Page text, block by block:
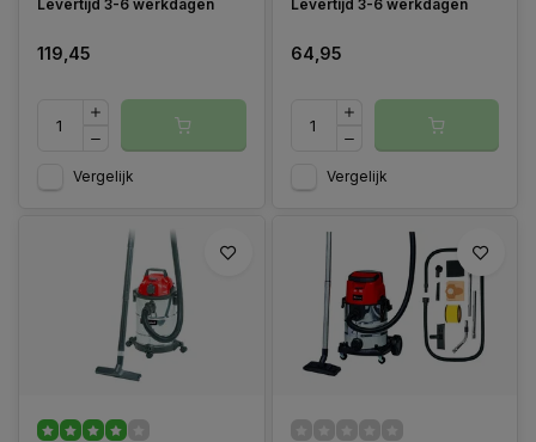
Levertijd 3-6 werkdagen
119,45
Vergelijk
Levertijd 3-6 werkdagen
64,95
Vergelijk